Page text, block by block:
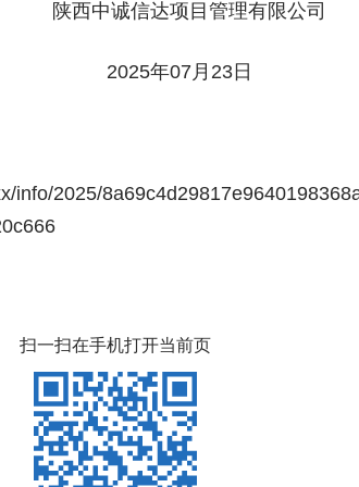
理有限公司
23日
info/2025/
扫一扫在手机打开当前页